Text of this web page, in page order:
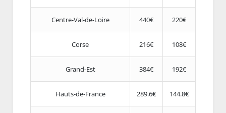
Centre-Val-de-Loire 440€ 220€
Corse 216€ 108€
Grand-Est 384€ 192€
Hauts-de-France 289.6€ 144.8€